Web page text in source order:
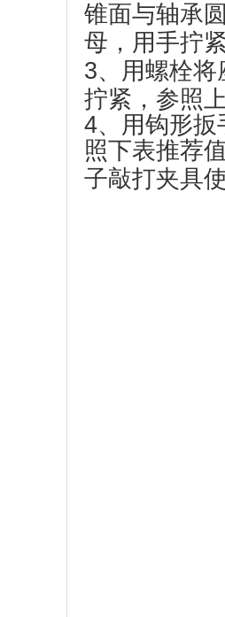
锥面与轴承
母，用手拧
3、用螺栓
拧紧，参照
4、用钩形
照下表推荐
子敲打夹具